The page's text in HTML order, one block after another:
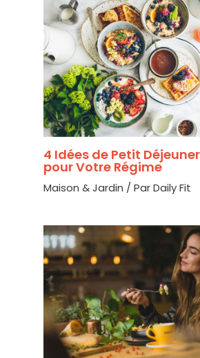
4 Idées de Petit
pour Votre Régime
Maison & Jardin / ParDaily Fit